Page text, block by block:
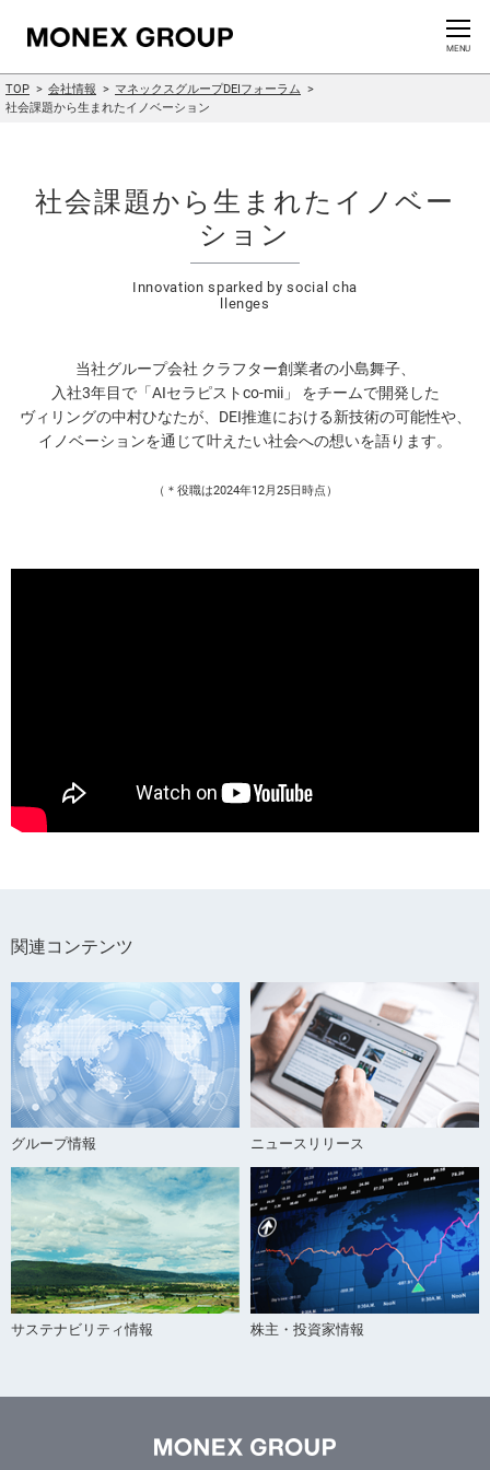
CLOSE
MENU
TOP 会社情報
マネックスグループDEIフォーラム
社会課題から生まれたイノベーション
社会課題から生まれたイノベー
ション
Innovation sparked by social cha
llenges
当社グループ会社 クラフター創業者の小島舞子、
入社3年目で「AIセラピストco-mii」 をチームで開発した
ヴィリングの中村ひなたが、DEI推進における新技術の可能性や、
イノベーションを通じて叶えたい社会への想いを語ります。
（＊役職は2024年12月25日時点）
会社情報
ニュースリリース
株主・投資家情報
イノベーション
お問い合わせ
関連コンテンツ
グループ情報 ニュースリリース
サステナビリティ情報 株主・投資家情報